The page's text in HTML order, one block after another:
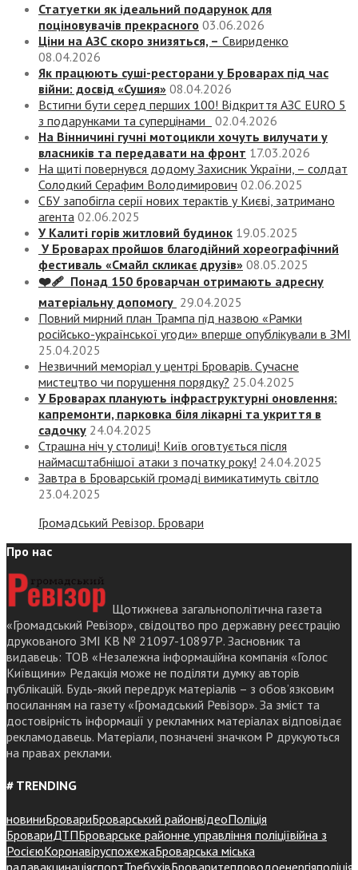
Статуетки як ідеальний подарунок для
поціновувачів прекрасного 03.06.2026
Ціни на АЗС скоро знизяться, – Свириденко
08.04.2026
Як працюють суші-ресторани у Броварах під час
війни: досвід «Сушия» 08.04.2026
Встигни бути серед перших 100! Відкриття АЗС EURO 5
з подарунками та суперцінами
02.04.2026
На Вінничині гучні мотоцикли хочуть вилучати у
власників та передавати на фронт 17.03.2026
На щиті повернувся додому Захисник України, – солдат
Солодкий Серафим Володимирович 02.06.2025
СБУ запобігла серії нових терактів у Києві, затримано
агента 02.06.2025
У Калиті горів житловий будинок 19.05.2025
У Броварах пройшов благодійний хореографічний
фестиваль «Смайл скликає друзів» 08.05.2025
❤️‍🩹 Понад 150 броварчан отримають адресну
матеріальну допомогу 29.04.2025
Повний мирний план Трампа під назвою «‎Рамки
російсько-української угоди» вперше опублікували в ЗМІ
25.04.2025
Незвичний меморіал у центрі Броварів. Сучасне
мистецтво чи порушення порядку? 25.04.2025
У Броварах планують інфраструктурні оновлення:
капремонти, парковка біля лікарні та укриття в
садочку 24.04.2025
Страшна ніч у столиці! Київ оговтується після
наймасштабнішої атаки з початку року! 24.04.2025
Завтра в Броварській громаді вимикатимуть світло
23.04.2025
Громадський Ревізор. Бровари
Про нас
Щотижнева загальнополітична газета
«Громадський Ревізор», свідоцтво про державну реєстрацію
друкованого ЗМІ КВ № 21097-10897Р. Засновник та
видавець: ТОВ «Незалежна інформаційна компанія «Голос
Київщини» Редакція може не поділяти думку авторів
публікацій. Будь-який передрук матеріалів – з обов’язковим
посиланням на газету «Громадський Ревізор». За зміст та
достовірність інформації у рекламних матеріалах відповідає
рекламодавець. Матеріали, позначені значком Р друкуються
на правах реклами.
# TRENDING
новиниБровариБроварський районвідеоПоліція
БровариДТПБроварське районне управління поліціївійна з
РосієюКоронавіруспожежаБроварська міська
радавакцинаціяспортТребухівБроваритепловодоенергіяполіція